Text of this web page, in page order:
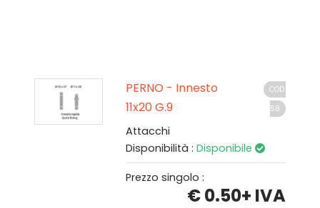
PERNO - Innesto
11x20 G.9
COD.
58
Attacchi
Disponibilità : Disponibile
Prezzo singolo :
€ 0.50+ IVA